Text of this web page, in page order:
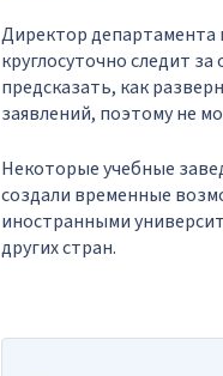
Директор департамента
круглосуточно следит
предсказать, как
заявлений, поэтому не
Некоторые учебные
создали временные
иностранными
других стран.